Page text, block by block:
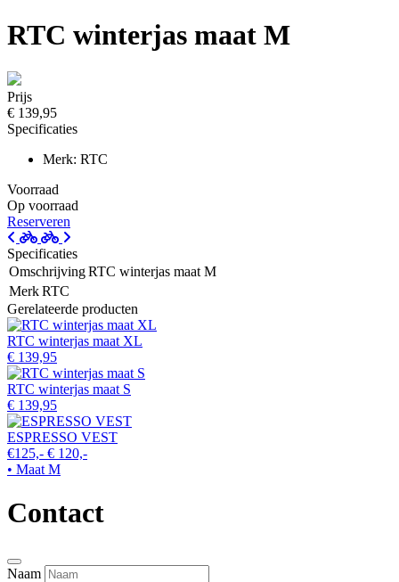
RTC winterjas maat M
Prijs
€ 139,95
Specificaties
Merk: RTC
Voorraad
Op voorraad
Reserveren
Specificaties
OmschrijvingRTC winterjas maat M
MerkRTC
Gerelateerde producten
RTC winterjas maat XL
€ 139,95
RTC winterjas maat S
€ 139,95
ESPRESSO VEST
€125,- € 120,-
• Maat M
Contact
Naam